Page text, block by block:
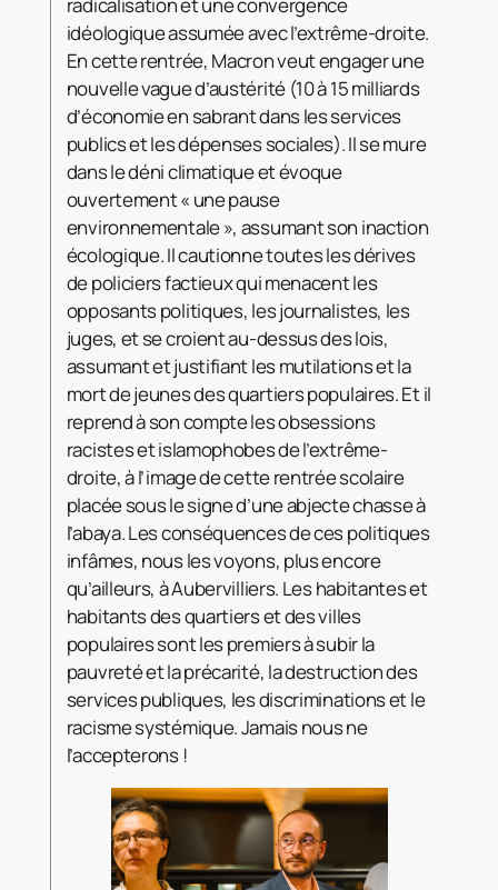
idéologique assumée avec l’extrême-droite.
En cette rentrée, Macron veut engager une
nouvelle vague d’austérité (10 à 15 milliards
d’économie en sabrant dans les services
publics et les dépenses sociales). Il se mure
dans le déni climatique et évoque
ouvertement « une pause
environnementale », assumant son inaction
écologique. Il cautionne toutes les dérives
de policiers factieux qui menacent les
opposants politiques, les journalistes, les
juges, et se croient au-dessus des lois,
assumant et justifiant les mutilations et la
mort de jeunes des quartiers populaires. Et il
reprend à son compte les obsessions
racistes et islamophobes de l’extrême-
droite, à l’image de cette rentrée scolaire
placée sous le signe d’une abjecte chasse à
l’abaya. Les conséquences de ces politiques
infâmes, nous les voyons, plus encore
qu’ailleurs, à Aubervilliers. Les habitantes et
habitants des quartiers et des villes
populaires sont les premiers à subir la
pauvreté et la précarité, la destruction des
services publiques, les discriminations et le
racisme systémique. Jamais nous ne
l’accepterons !